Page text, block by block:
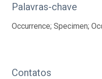
Palavras-chave
Occurrence; Specimen;
Contatos